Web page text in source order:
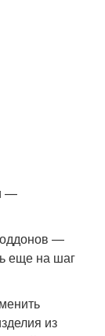
—
еще на шаг
из